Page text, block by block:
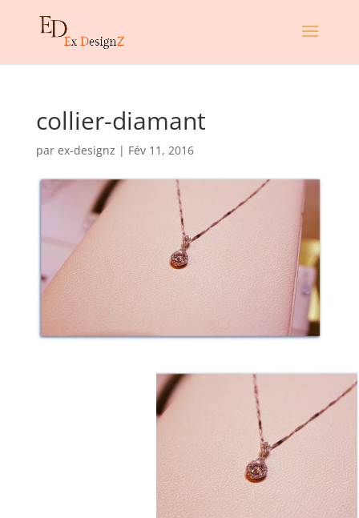
collier-diamant
par ex-designz | Fév 11, 2016